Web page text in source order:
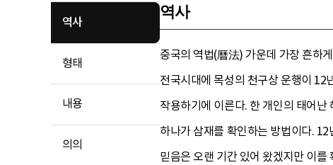
역사
형태
내용
의의
역사
중국의 역법(曆法) 가운데 가장 흔하
전국시대에 목성의 천구상 운행이 12
작용하기에 이른다. 한 개인의 태어
하나가 삼재를 확인하는 방법이다.
믿음은 오랜 기간 있어 왔겠지만 이를